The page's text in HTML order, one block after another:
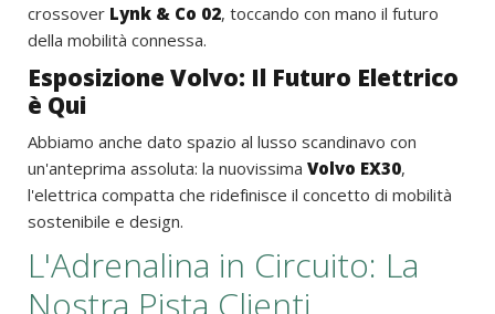
crossover Lynk & Co 02, toccando con mano il futuro
della mobilità connessa.
Esposizione Volvo: Il Futuro Elettrico
è Qui
Abbiamo anche dato spazio al lusso scandinavo con
un'anteprima assoluta: la nuovissima Volvo EX30,
l'elettrica compatta che ridefinisce il concetto di mobilità
sostenibile e design.
L'Adrenalina in Circuito: La
Nostra Pista Clienti